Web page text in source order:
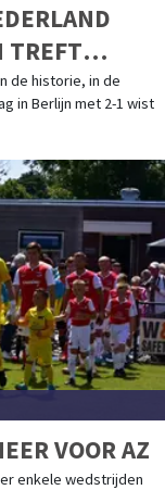
TREFT
de historie, in de
in Berlijn met 2-1 wist
VOOR AZ
enkele wedstrijden